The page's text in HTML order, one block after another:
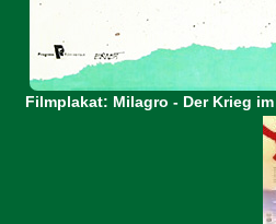
Filmplakat: Milagro - Der Krieg